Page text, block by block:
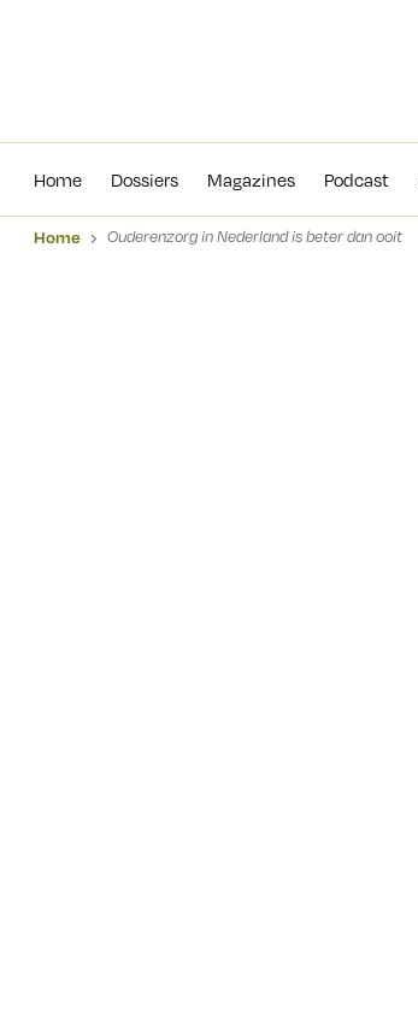
Home Dossiers Magazines Podcast
Home Ouderenzorg in Nederland is beter dan ooit